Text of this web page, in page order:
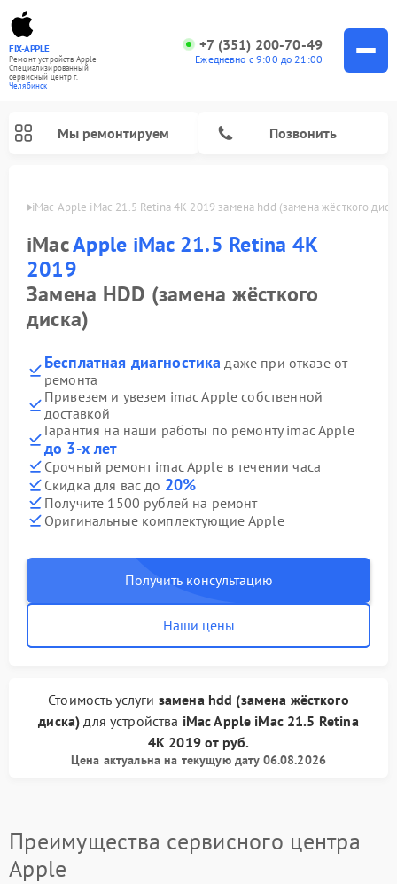
FIX-APPLE
Ремонт устройств Apple
Специализированный
cервисный центр г.
Челябинск
+7 (351) 200-70-49
Ежедневно с 9:00 до 21:00
Мы ремонтируем Позвонить
iMac Apple iMac 21.5 Retina 4K 2019 замена hdd (замена жёсткого
iMacApple iMac 21.5 Retina 4K
2019
Замена HDD (замена жёсткого
диска)
Бесплатная диагностика даже при отказе от
ремонта
Привезем и увезем imac Apple собственной
доставкой
Гарантия на наши работы по ремонту imac Apple
до 3-х лет
Срочный ремонт imac Apple в течении часа
Скидка для вас до 20%
Получите 1500 рублей на ремонт
Оригинальные комплектующие Apple
Получить консультацию
Наши цены
Стоимость услуги замена hdd (замена жёсткого
диска) для устройства iMac Apple iMac 21.5 Retina
4K 2019от руб.
Цена актуальна на текущую дату 06.08.2026
Преимущества сервисного центра
Apple